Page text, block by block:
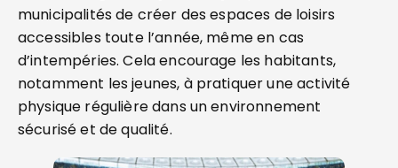
municipalités de créer des espaces de loisirs
accessibles toute l’année, même en cas
d’intempéries. Cela encourage les habitants,
notamment les jeunes, à pratiquer une activité
physique régulière dans un environnement
sécurisé et de qualité.